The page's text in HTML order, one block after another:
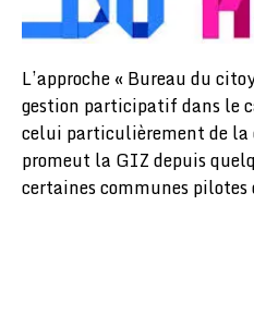
L’approche « Bureau du
gestion participatif dans le
celui particulièrement de
promeut la GIZ depuis
certaines communes pilotes